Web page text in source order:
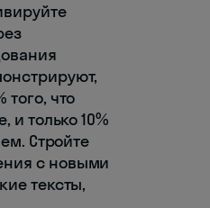
что
и только 10%
Стройте
с новыми
тексты,